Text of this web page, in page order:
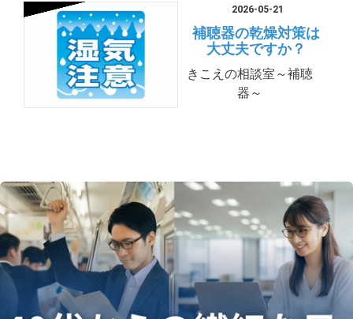
2026-05-21
補聴器の乾燥対策は
大丈夫ですか？
きこえの相談室～補聴
器～